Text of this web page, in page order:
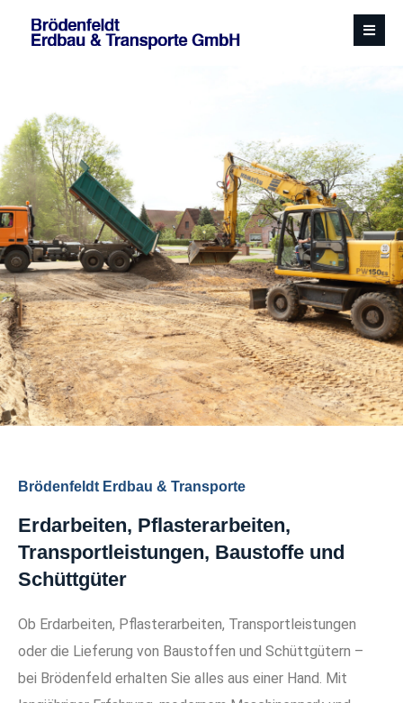
Willkommen bei Brödenfeld – Ihr zuverlässiger
mehr erfahren
Brödenfeldt Erdbau & Transporte
Erdarbeiten, Pflasterarbeiten,
Transportleistungen, Baustoffe und
Schüttgüter
Ob Erdarbeiten, Pflasterarbeiten, Transportleistungen
oder die Lieferung von Baustoffen und Schüttgütern –
bei Brödenfeld erhalten Sie alles aus einer Hand. Mit